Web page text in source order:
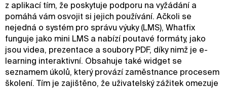
z aplikací tím, že poskytuje podporu na vyžádání a
pomáhá vám osvojit si jejich používání. Ačkoli se
nejedná o systém pro správu výuky (LMS), Whatfix
funguje jako mini LMS a nabízí poutavé formáty, jako
jsou videa, prezentace a soubory PDF, díky nimž je e-
learning interaktivní. Obsahuje také widget se
seznamem úkolů, který provází zaměstnance procesem
školení. Tím je zajištěno, že uživatelský zážitek omezuje